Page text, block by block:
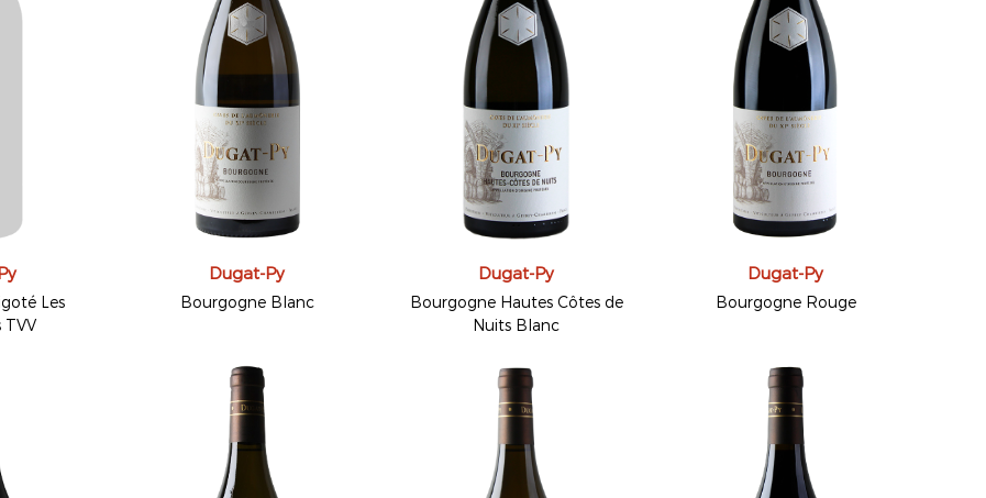
Les
TVV
Dugat-Py
Bourgogne Blanc
Dugat-Py
Bourgogne Hautes Côtes de
Nuits Blanc
Dugat-Py
Bourgogne Rouge